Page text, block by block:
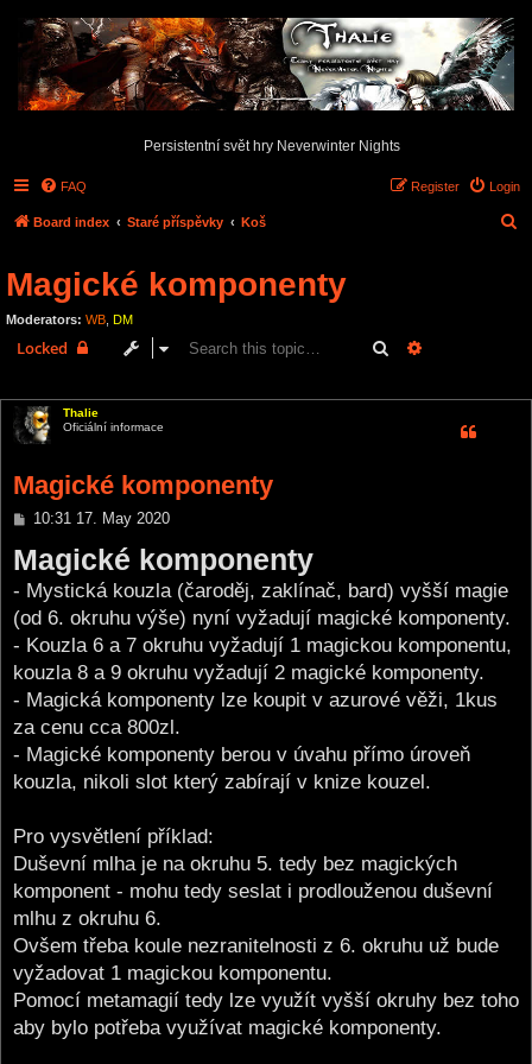
Persistentní svět hry Neverwinter Nights
FAQ Login
Register
Board index Staré příspěvky Koš
Magické komponenty
Moderators: WB DM
Locked Search
Thalie
Oficiální informace
Magické komponenty
P
s
t
10:31 17. May 2020
Magické komponenty
- Mystická kouzla (čaroděj, zaklínač, bard) vyšší magie
(od 6. okruhu výše) nyní vyžadují magické komponenty.
- Kouzla 6 a 7 okruhu vyžadují 1 magickou komponentu,
kouzla 8 a 9 okruhu vyžadují 2 magické komponenty.
- Magická komponenty lze koupit v azurové věži, 1kus
za cenu cca 800zl.
- Magické komponenty berou v úvahu přímo úroveň
kouzla, nikoli slot který zabírají v knize kouzel.
Pro vysvětlení příklad:
Duševní mlha je na okruhu 5. tedy bez magických
komponent - mohu tedy seslat i prodlouženou duševní
mlhu z okruhu 6.
Ovšem třeba koule nezranitelnosti z 6. okruhu už bude
vyžadovat 1 magickou komponentu.
Pomocí metamagií tedy lze využít vyšší okruhy bez toho
aby bylo potřeba využívat magické komponenty.